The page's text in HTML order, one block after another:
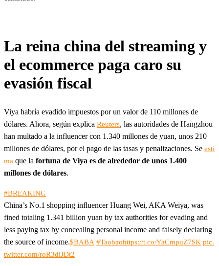
La reina china del streaming y
el ecommerce paga caro su
evasión fiscal
Viya habría evadido impuestos por un valor de 110 millones de
dólares. Ahora, según explica Reuters, las autoridades de Hangzhou
han multado a la influencer con 1.340 millones de yuan, unos 210
millones de dólares, por el pago de las tasas y penalizaciones. Se esti
ma que la fortuna de Viya es de alrededor de unos 1.400
millones de dólares.
#BREAKING
China’s No.1 shopping influencer Huang Wei, AKA Weiya, was
fined totaling 1.341 billion yuan by tax authorities for evading and
less paying tax by concealing personal income and falsely declaring
the source of income.$BABA #Taobaohttps://t.co/YaCmpuZ7SK pic.
twitter.com/roR3diJDt2